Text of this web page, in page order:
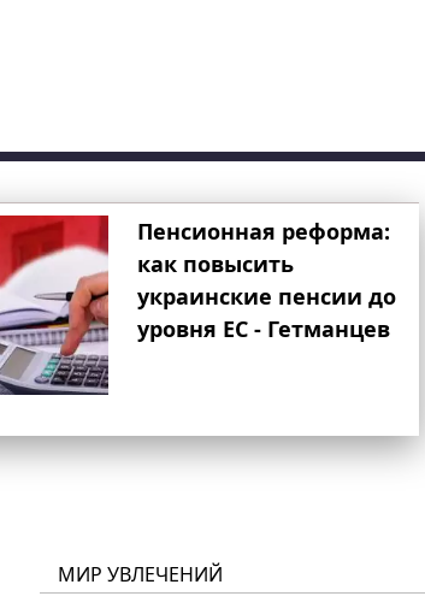
Пенсионная реформа:
как повысить
украинские пенсии до
уровня ЕС - Гетманцев
МИР УВЛЕЧЕНИЙ